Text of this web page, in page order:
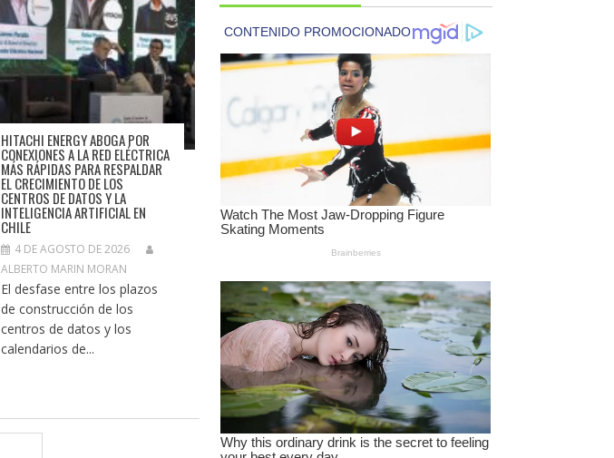
HITACHI ENERGY ABOGA POR
CONEXIONES A LA RED ELÉCTRICA
MÁS RÁPIDAS PARA RESPALDAR
EL CRECIMIENTO DE LOS
CENTROS DE DATOS Y LA
INTELIGENCIA ARTIFICIAL EN
CHILE
4 DE AGOSTO DE 2026
ALBERTO MARIN MORAN
El desfase entre los plazos
de construcción de los
centros de datos y los
calendarios de...